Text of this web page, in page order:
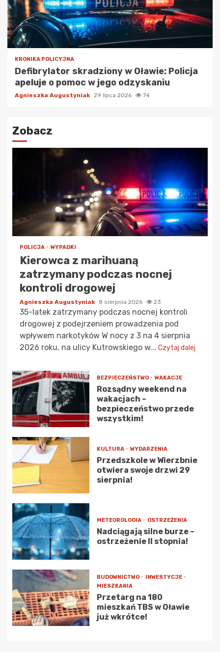
KRONIKA POLICYJNA
Defibrylator skradziony w Oławie: Policja
apeluje o pomoc w jego odzyskaniu
Agnieszka Augustyniak 29 lipca 2026 74
Zobacz
POLICJA WYPADKI
Kierowca z marihuaną
zatrzymany podczas nocnej
kontroli drogowej
Agnieszka Augustyniak 8 sierpnia 2026 23
35-latek zatrzymany podczas nocnej kontroli
drogowej z podejrzeniem prowadzenia pod
wpływem narkotyków W nocy z 3 na 4 sierpnia
2026 roku, na ulicy Kutrowskiego w... Czytaj dalej
BEZPIECZEŃSTWO WAKACJE
Rozsądny weekend na
wakacjach –
bezpieczeństwo przede
wszystkim!
KULTURA WYDARZENIA
Przedszkole w Wierzbnie
otwiera swoje drzwi 29
sierpnia!
METEOROLOGIA OSTRZEŻENIA
Nadciągają silne burze –
ostrzeżenie II stopnia!
BUDOWNICTWO
INWESTYCJE
MIESZKANIA
Przetarg na 180
mieszkań TBS w Oławie
już wkrótce!